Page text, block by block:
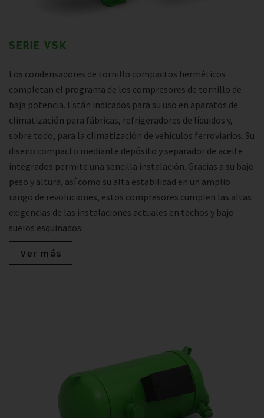
SERIE VSK
Los condensadores de tornillo compactos herméticos
completan el programa de los compresores de tornillo de
baja potencia. Están indicados para su uso en aparatos de
climatización para fábricas, refrigeradores de líquidos y,
sobre todo, para la climatización de vehículos ferroviarios. Su
diseño compacto mediante depósito y separador de aceite
integrados permite una sencilla instalación. Gracias a su bajo
peso y altura, así como su alta estabilidad en un amplio
rango de revoluciones, estos compresores cumplen las altas
exigencias de las instalaciones actuales en techos y bajo
suelos esquinados.
Ver más